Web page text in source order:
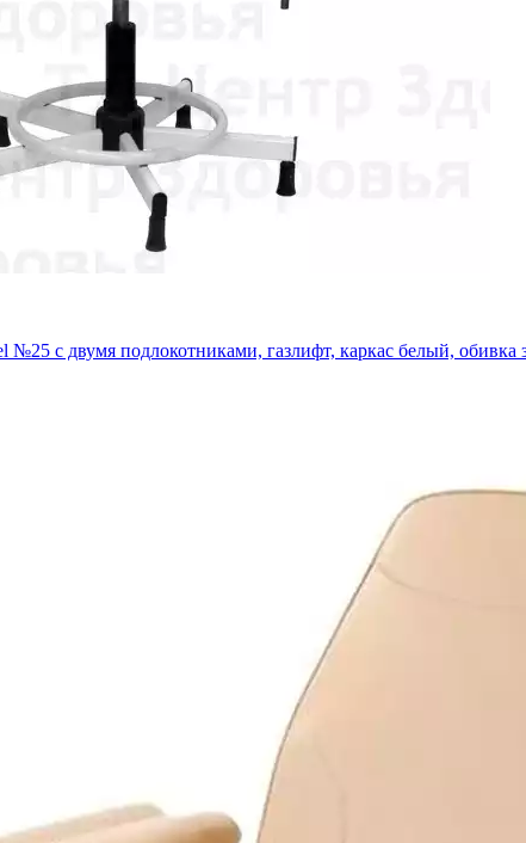
№25 с двумя подлокотниками, газлифт, каркас белый,